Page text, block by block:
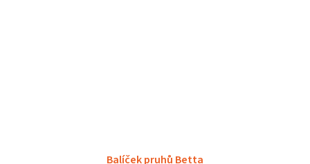
Balíček pruhů Betta